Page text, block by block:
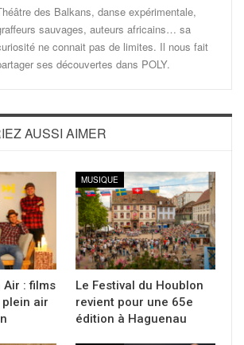
des Balkans, danse expérimentale,
sauvages, auteurs africains… sa
ne connait pas de limites. Il nous fait
ses découvertes dans POLY.
AUSSI AIMER
Air : films
air
MUSIQUE
Le Festival du Houblon
revient pour une 65e
édition à Haguenau